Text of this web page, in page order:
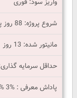
شروع پروژه: 88 روز پیش
مانیتور شده: 13 روز
حداقل سرمایه گذاری: 10
پاداش معرفی : %3 %2 %1